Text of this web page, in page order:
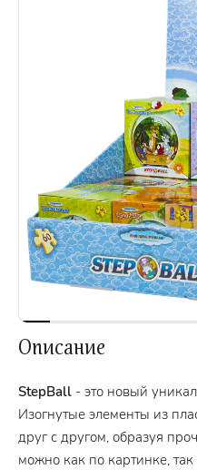
Описание
StepBall - это новый
Изогнутые элементы из
друг с другом, образуя
можно как по картинке,